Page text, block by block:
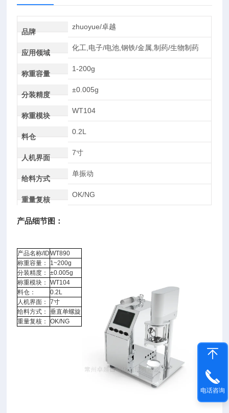
品牌
zhuoyue/卓越
应用领域
化工,电子/电池,钢铁/金属,制药/生物制药
称重容量
1-200g
分装精度
±0.005g
称重模块
WT104
料仓
0.2L
人机界面
7寸
给料方式
单振动
重量复核
OK/NG
产品细节图：
产品名称/IDWT890
称重容量：
1~200g
分装精度：
±0.005g
称重模块：
WT104
料仓：
0.2L
人机界面：
7寸
给料方式：
垂直单螺旋
重量复核：
OK/NG
电话咨询